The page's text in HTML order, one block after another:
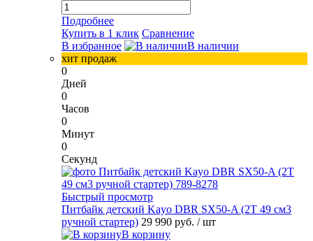
Подробнее
Купить в 1 клик Сравнение
В избранное
В наличии
хит продаж
0
Дней
0
Часов
0
Минут
0
Секунд
Быстрый просмотр
Питбайк детский Kayo DBR SX50-A (2T 49 см3
ручной стартер) 29 990 руб. / шт
В корзину